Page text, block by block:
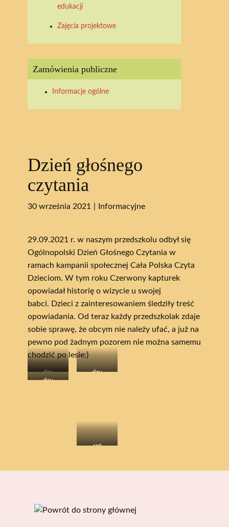
edukacji
Zajęcia projektowe
Zamówienia publiczne
Informacje ogólne
Dzień głośnego
czytania
30 września 2021 Informacyjne
29.09.2021 r. w naszym przedszkolu odbył się
Ogólnopolski Dzień Głośnego Czytania w
ramach kampanii społecznej Cała Polska Czyta
Dzieciom. W tym roku Czerwony kapturek
opowiadał historię o wizycie u swojej
babci. Dzieci z zainteresowaniem śledziły treść
opowiadania. Od teraz każdy przedszkolak zdaje
sobie sprawę, że obcym nie należy ufać, a już na
pewno pod żadnym pozorem nie można samemu
chodzić po lesie:)
dav
dav
dav
rpt